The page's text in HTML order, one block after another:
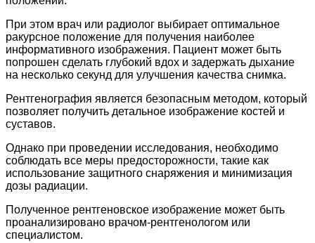
При этом врач или радиолог выбирает оптимальное
ракурсное положение для получения наиболее
информативного изображения. Пациент может быть
попрошен сделать глубокий вдох и задержать дыхание
на несколько секунд для улучшения качества снимка.
Рентгенография является безопасным методом, который
позволяет получить детальное изображение костей и
суставов.
Однако при проведении исследования, необходимо
соблюдать все меры предосторожности, такие как
использование защитного снаряжения и минимизация
дозы радиации.
Полученное рентгеновское изображение может быть
проанализировано врачом-рентгенологом или
специалистом.